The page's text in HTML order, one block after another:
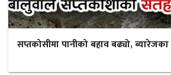
सप्तकोसीमा पानीको बहाव बढ्यो,